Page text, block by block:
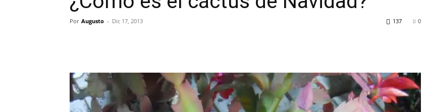
Por Augusto - Dic 17, 2013 0
137